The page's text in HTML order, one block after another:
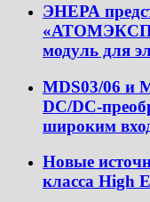
ЭНЕРА
модуль для
MDS03/06 и
DC/DC-
широким
Новые
класса High